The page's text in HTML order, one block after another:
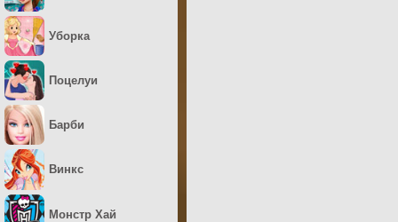
Уборка
Поцелуи
Барби
Винкс
Монстр Хай